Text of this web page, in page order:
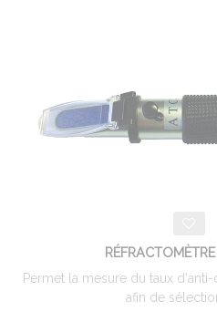
Permet la mesure du taux
afin de